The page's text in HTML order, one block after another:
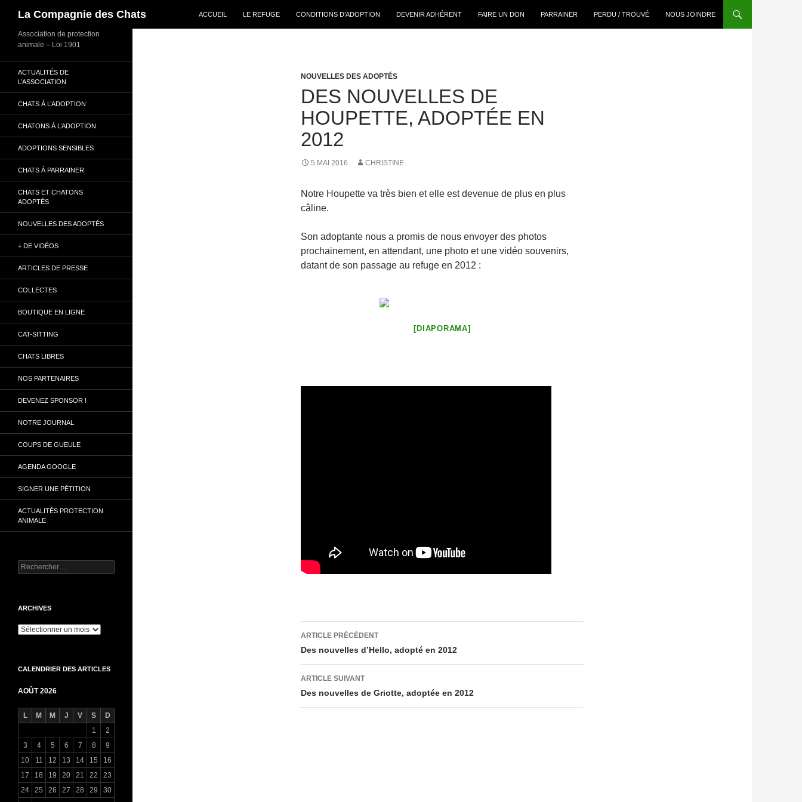
La Compagnie des Chats
ACCUEIL
LE REFUGE CONDITIONS D’ADOPTION DEVENIR ADHÉRENT FAIRE UN DON PARRAINER PERDU / TROUVÉ NOUS JOINDRE
NOUVELLES DES ADOPTÉS
DES NOUVELLES DE
HOUPETTE, ADOPTÉE EN
2012
5 MAI 2016 CHRISTINE
Notre Houpette va très bien et elle est devenue de plus en plus
câline.
Son adoptante nous a promis de nous envoyer des photos
prochainement, en attendant, une photo et une vidéo souvenirs,
datant de son passage au refuge en 2012 :
[DIAPORAMA]
Navigation
des
articles
ARTICLE PRÉCÉDENT
Des nouvelles d’Hello, adopté en 2012
ARTICLE SUIVANT
Des nouvelles de Griotte, adoptée en 2012
Association de protection
animale – Loi 1901
ACTUALITÉS DE
L’ASSOCIATION
CHATS À L’ADOPTION
CHATONS À L’ADOPTION
ADOPTIONS SENSIBLES
CHATS À PARRAINER
CHATS ET CHATONS
ADOPTÉS
NOUVELLES DES ADOPTÉS
+ DE VIDÉOS
ARTICLES DE PRESSE
COLLECTES
BOUTIQUE EN LIGNE
CAT-SITTING
CHATS LIBRES
NOS PARTENAIRES
DEVENEZ SPONSOR !
NOTRE JOURNAL
COUPS DE GUEULE
AGENDA GOOGLE
SIGNER UNE PÉTITION
ACTUALITÉS PROTECTION
ANIMALE
Rechercher :
ARCHIVES
Archives
CALENDRIER DES ARTICLES
AOÛT 2026
L M M J V S
D
1
2
3
4 5 6 7 8
9
10
11 12 13 14 15
16
17
18 19 20 21 22
23
24
25 26 27 28 29
30